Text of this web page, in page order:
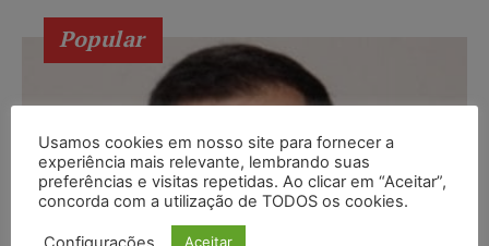
Popular
Usamos cookies em nosso site para fornecer a
experiência mais relevante, lembrando suas
preferências e visitas repetidas. Ao clicar em “Aceitar”,
concorda com a utilização de TODOS os cookies.
Aceitar